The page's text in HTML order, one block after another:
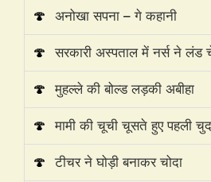
🍄 अनोखा सपना – गे कहानी
🍄 सरकारी अस्पताल में नर्स ने लंड
🍄 मुहल्ले की बोल्ड लड़की अबीहा
🍄 मामी की चूची चूसते हुए पहली
🍄 टीचर ने घोड़ी बनाकर चोदा